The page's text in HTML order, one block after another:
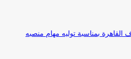
بمناسبة توليه مهام منصبه